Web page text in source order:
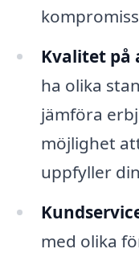
Kvalitet på
ha olika
jämföra
möjlighet
uppfyller
med olika